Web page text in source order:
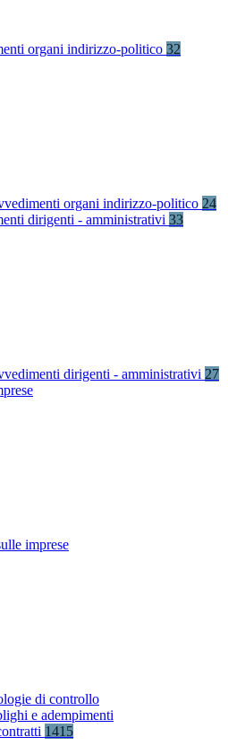
organi indirizzo-politico 32
organi indirizzo-politico 24
dirigenti - amministrativi 33
dirigenti - amministrativi 27
imprese
di controllo
e adempimenti
1415